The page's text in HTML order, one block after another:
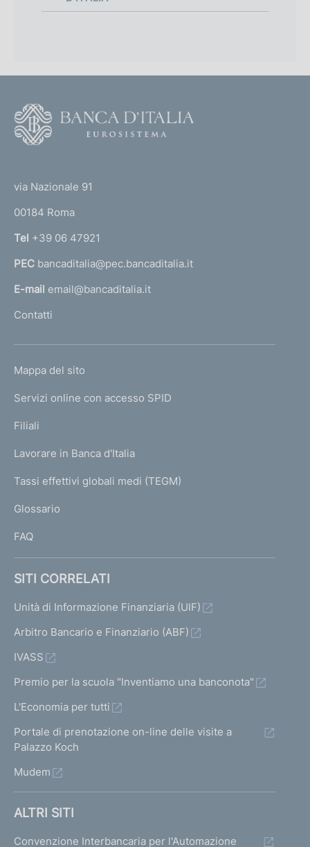
d
i
m
n
t
o
r
n
a
l
'
m
e
a
g
via Nazionale 91
00184 Roma
Tel +39 06 47921
PEC bancaditalia@pec.bancaditalia.it
E-mail email@bancaditalia.it
Contatti
L
N
K
T
I
I
Mappa del sito
Servizi online con accesso SPID
Filiali
Lavorare in Banca d'Italia
Tassi effettivi globali medi (TEGM)
Glossario
FAQ
SITI CORRELATI
Unità di Informazione Finanziaria (UIF)
Arbitro Bancario e Finanziario (ABF)
IVASS
Premio per la scuola "Inventiamo una banconota"
L'Economia per tutti
Portale di prenotazione on-line delle visite a
Palazzo Koch
Mudem
ALTRI SITI
Convenzione Interbancaria per l'Automazione